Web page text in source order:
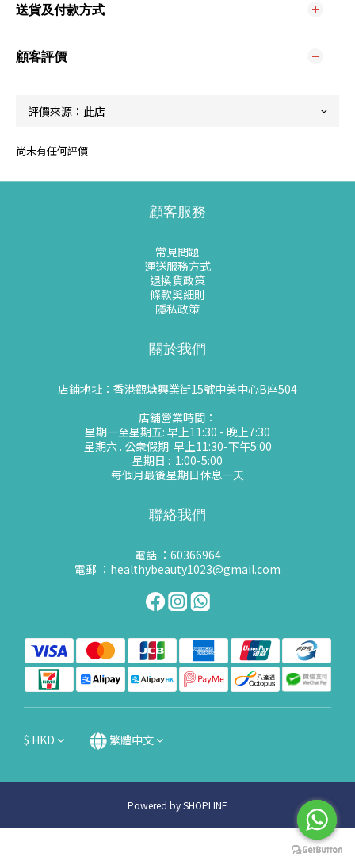
送貨及付款方式
顧客評價
尚未有任何評價
立即購買
顧客服務
常見問題
運送服務方式
退換貨政策
條款與細則
隱私政策
關於我們
店鋪地址：香港觀塘興業街15號中美中心B座504
店舖營業時間：
星期一至星期五: 早上11:30 - 晚上7:30
星期六 . 公衆假期: 早上11:30-下午5:00
星期日 : 1:00-5:00
每個月最後星期日休息一天
聯絡我們
電話 ：60366964
電郵 ：healthybeauty1023@gmail.com
$ HKD 繁體中文
Powered by SHOPLINE